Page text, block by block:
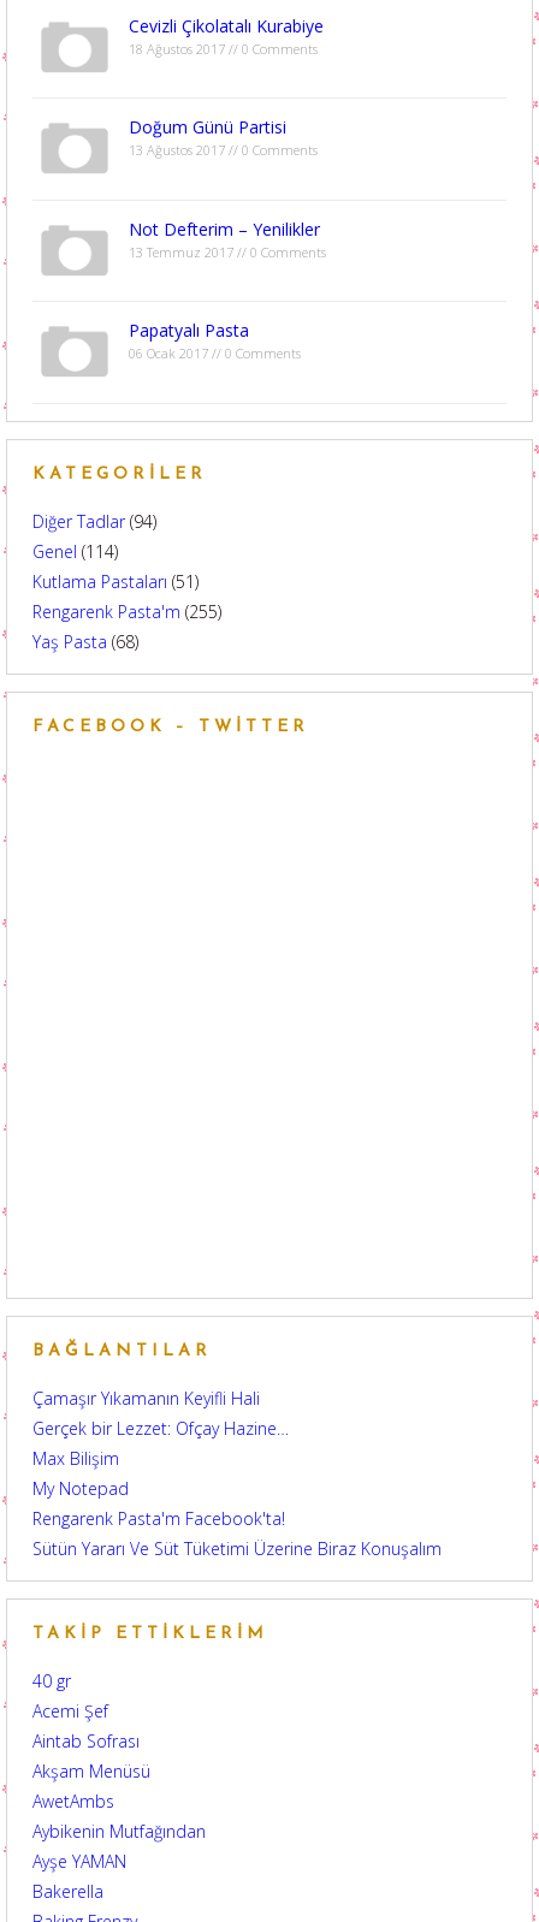
Cevizli Çikolatalı Kurabiye
18 Ağustos 2017 // 0 Comments
Doğum Günü Partisi
13 Ağustos 2017 // 0 Comments
Not Defterim – Yenilikler
13 Temmuz 2017 // 0 Comments
Papatyalı Pasta
06 Ocak 2017 // 0 Comments
KATEGORILER
Diğer Tadlar(94)
Genel (114)
Kutlama Pastaları (51)
Rengarenk Pasta'm (255)
Yaş Pasta (68)
FACEBOOK – TWITTER
BAĞLANTILAR
Çamaşır Yıkamanın Keyifli Hali
Gerçek bir Lezzet: Ofçay Hazine…
Max Bilişim
My Notepad
Rengarenk Pasta'm Facebook'ta!
Sütün Yararı Ve Süt Tüketimi Üzerine Biraz Konuşalım
TAKIP ETTIKLERIM
40 gr
Acemi Şef
Aintab Sofrası
Akşam Menüsü
AwetAmbs
Aybikenin Mutfağından
Ayşe YAMAN
Bakerella